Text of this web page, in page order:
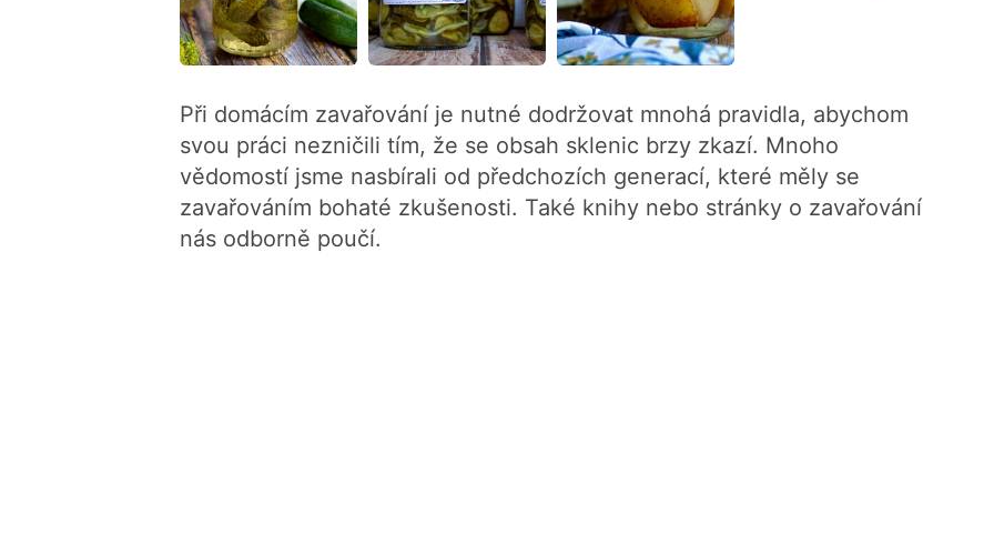
Při domácím zavařování je nutné dodržovat mnohá pravidla, abychom
svou práci nezničili tím, že se obsah sklenic brzy zkazí. Mnoho
vědomostí jsme nasbírali od předchozích generací, které měly se
zavařováním bohaté zkušenosti. Také knihy nebo stránky o zavařování
nás odborně poučí.